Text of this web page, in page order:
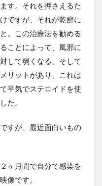
す。それを押さえるた
ですが、それが乾癬に
。この治療法を勧める
ことによって、風邪に
して弱くなる、そして
リットがあり、これは
平気でステロイドを使
た。
すが、最近面白いもの
ヶ月間で自分で感染を
像です。